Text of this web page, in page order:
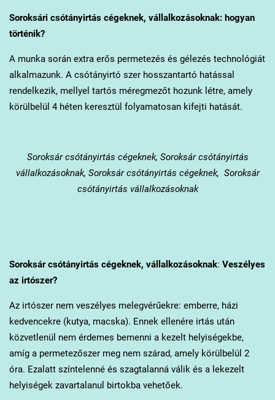
Soroksári csótányirtás cégeknek, vállalkozásoknak: hogyan
történik?
A munka során extra erős permetezés és gélezés technológiát
alkalmazunk. A csótányirtó szer hosszantartó hatással
rendelkezik, mellyel tartós méregmezőt hozunk létre, amely
körülbelül 4 héten keresztül folyamatosan kifejti hatását.
Soroksárcsótányirtás cégeknek, Soroksár csótányirtás
vállalkozásoknak, Soroksár csótányirtás cégeknek, Soroksár
csótányirtás vállalkozásoknak
Soroksárcsótányirtás cégeknek, vállalkozásoknak: Veszélyes
az irtószer?
Az irtószer nem veszélyes melegvérűekre: emberre, házi
kedvencekre (kutya, macska). Ennek ellenére irtás után
közvetlenül nem érdemes bemenni a kezelt helyiségekbe,
amíg a permetezőszer meg nem szárad, amely körülbelül 2
óra. Ezalatt színtelenné és szagtalanná válik és a lekezelt
helyiségek zavartalanul birtokba vehetőek.